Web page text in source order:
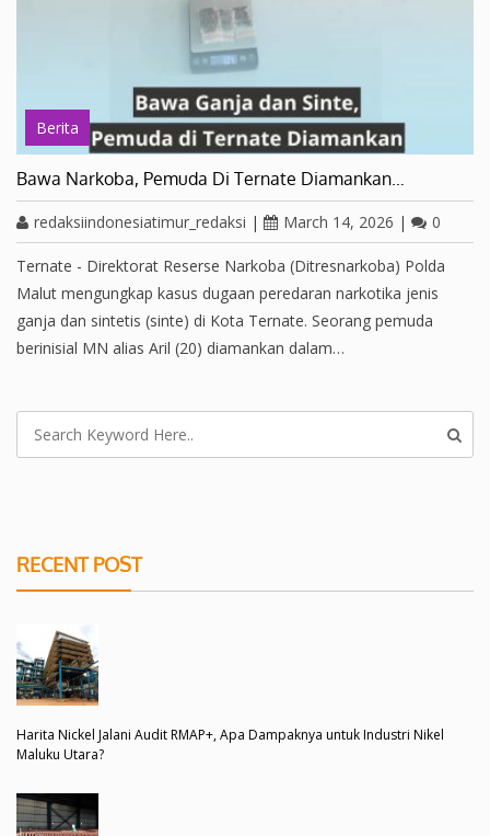
Berita
Bawa Narkoba, Pemuda Di Ternate Diamankan…
redaksiindonesiatimur_redaksi | March 14, 2026 | 0
Ternate - Direktorat Reserse Narkoba (Ditresnarkoba) Polda
Malut mengungkap kasus dugaan peredaran narkotika jenis
ganja dan sintetis (sinte) di Kota Ternate. Seorang pemuda
berinisial MN alias Aril (20) diamankan dalam…
RECENT POST
Harita Nickel Jalani Audit RMAP+, Apa Dampaknya untuk Industri Nikel
Maluku Utara?